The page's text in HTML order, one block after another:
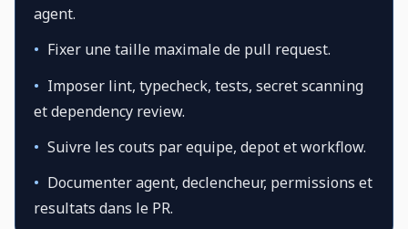
agent.
• Fixer une taille maximale de pull request.
• Imposer lint, typecheck, tests, secret scanning
et dependency review.
• Suivre les couts par equipe, depot et workflow.
• Documenter agent, declencheur, permissions et
resultats dans le PR.